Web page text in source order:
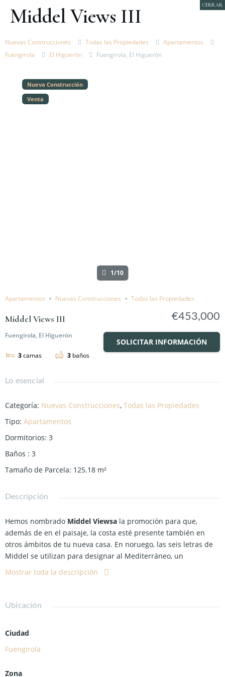
Middel Views III
Nuevas Construcciones Todas las Propiedades
Apartamentos
Fuengirola
El Higuerón Fuengirola, El Higuerón
Nueva Construcción
Venta
1/10
Apartamentos Nuevas Construcciones Todas las Propiedades
Middel Views III
Fuengirola, El Higuerón
3camas 3 baños
€453,000
SOLICITAR INFORMACIÓN
Lo esencial
Categoría: Nuevas Construcciones, Todas las Propiedades
Tipo: Apartamentos
Dormitorios: 3
Baños : 3
Tamaño de Parcela: 125.18 m²
Descripción
Hemos nombrado Middel Viewsa la promoción para que,
además de en el paisaje, la costa esté presente también en
otros ámbitos de tu nueva casa. En noruego, las seis letras de
Middel se utilizan para designar al Mediterráneo, un
compañero de vida que dentro de muy poco formará parte de
tu día a día. ¿Qué mejor que Middel Views para designar al
comodidades?
localidad considerada como un enclave privilegiado dentro de
laCosta del Sol
renunciar a las comodidades y la tranquilidad de un entorno
Mostrar toda la descripción
Ubicación
Ciudad
Fuengirola
Zona
CERRAR